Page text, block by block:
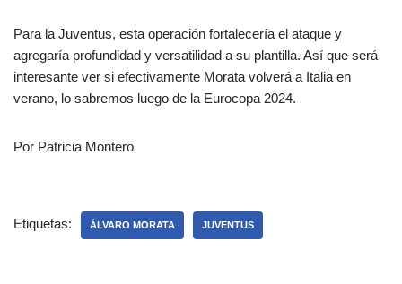
Para la Juventus, esta operación fortalecería el ataque y
agregaría profundidad y versatilidad a su plantilla. Así que será
interesante ver si efectivamente Morata volverá a Italia en
verano, lo sabremos luego de la Eurocopa 2024.
Por Patricia Montero
Etiquetas: ÁLVARO MORATA JUVENTUS